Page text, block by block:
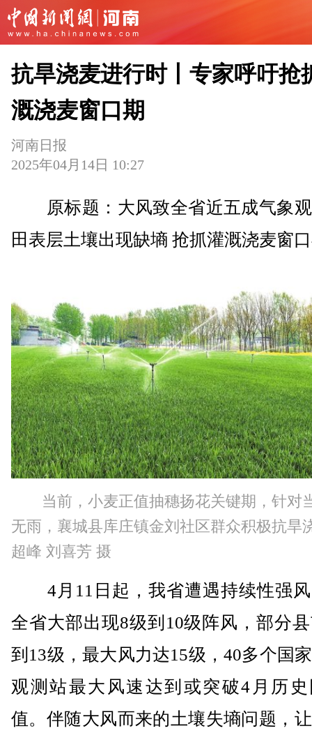
抗旱浇麦进行时丨专家呼吁抢
溉浇麦窗口期
河南日报
2025年04月14日 10:27
原标题：大风致全省近五成气象
田表层土壤出现缺墒 抢抓灌溉浇麦窗
当前，小麦正值抽穗扬花关键期，针对
无雨，襄城县库庄镇金刘社区群众积极抗旱
超峰 刘喜芳 摄
4月11日起，我省遭遇持续性强风
全省大部出现8级到10级阵风，部分
到13级，最大风力达15级，40多个国
观测站最大风速达到或突破4月历
值。伴随大风而来的土壤失墒问题，